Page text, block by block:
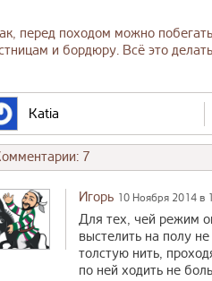
перед походом можно
и бордюру. Всё это
Katia
7
Игорь 10 Ноября 2014 в
Для тех, чей режим
выстелить на полу
толстую нить,
по ней ходить не